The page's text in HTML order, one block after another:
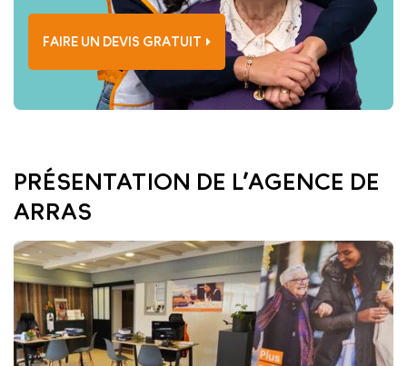
FAIRE UN DEVIS GRATUIT
PRÉSENTATION DE L’AGENCE DE
ARRAS